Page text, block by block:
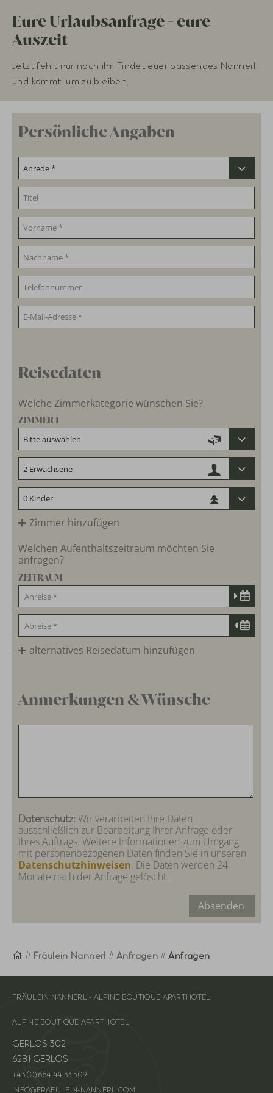
Eure Urlaubsanfrage - eure
Auszeit
Jetzt fehlt nur noch ihr. Findet euer passendes Nannerl
und kommt, um zu bleiben.
Persönliche Angaben
Reisedaten
Welche Zimmerkategorie wünschen Sie?
ZIMMER 1
Zimmer hinzufügen
Welchen Aufenthaltszeitraum möchten Sie
anfragen?
ZEITRAUM
alternatives Reisedatum hinzufügen
Anmerkungen & Wünsche
Datenschutz: Wir verarbeiten Ihre Daten
ausschließlich zur Bearbeitung Ihrer Anfrage oder
Ihres Auftrags. Weitere Informationen zum Umgang
mit personenbezogenen Daten finden Sie in unseren
Datenschutzhinweisen. Die Daten werden 24
Monate nach der Anfrage gelöscht.
Absenden
Startseite
Fräulein Nannerl Anfragen Anfragen
FRÄULEIN NANNERL - ALPINE BOUTIQUE APARTHOTEL
ALPINE BOUTIQUE APARTHOTEL
GERLOS 302
6281 GERLOS
+43 (0) 664 44 33 509
INFO@FRAEULEIN-NANNERL.COM